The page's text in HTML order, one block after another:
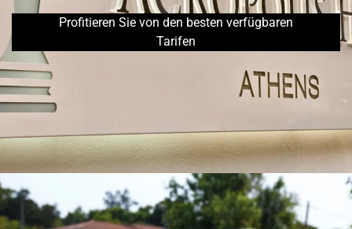
Profitieren Sie von den besten verfügbaren
Tarifen